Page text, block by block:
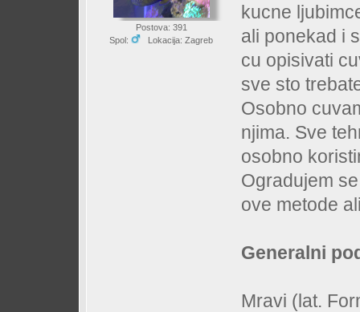
Postova: 391
Spol:
Lokacija: Zagreb
kucne
ali ponekad i
cu opisivati
sve sto
Osobno
njima. Sve
osobno
Ogradujem
ove metode
Generalni
Mravi (lat.